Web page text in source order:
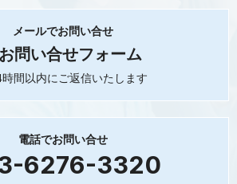
メールでお問い合せ
お問い合せフォーム
時間以内にご返信いたします
電話でお問い合せ
6276-3320